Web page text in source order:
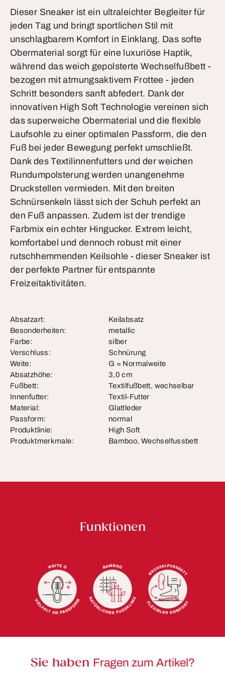
Dieser Sneaker ist ein ultraleichter Begleiter für
jeden Tag und bringt sportlichen Stil mit
unschlagbarem Komfort in Einklang. Das softe
Obermaterial sorgt für eine luxuriöse Haptik,
während das weich gepolsterte Wechselfußbett -
bezogen mit atmungsaktivem Frottee - jeden
Schritt besonders sanft abfedert. Dank der
innovativen High Soft Technologie vereinen sich
das superweiche Obermaterial und die flexible
Laufsohle zu einer optimalen Passform, die den
Fuß bei jeder Bewegung perfekt umschließt.
Dank des Textilinnenfutters und der weichen
Rundumpolsterung werden unangenehme
Druckstellen vermieden. Mit den breiten
Schnürsenkeln lässt sich der Schuh perfekt an
den Fuß anpassen. Zudem ist der trendige
Farbmix ein echter Hingucker. Extrem leicht,
komfortabel und dennoch robust mit einer
rutschhemmenden Keilsohle - dieser Sneaker ist
der perfekte Partner für entspannte
Freizeitaktivitäten.
Absatzart:
Keilabsatz
Besonderheiten:
metallic
Farbe:
silber
Verschluss:
Schnürung
Weite:
G = Normalweite
Absatzhöhe:
3,0 cm
Fußbett:
Textilfußbett, wechselbar
Innenfutter:
Textil-Futter
Material:
Glattleder
Passform:
normal
Produktlinie:
High Soft
Produktmerkmale:
Bamboo, Wechselfussbett
Funktionen
Sie haben Fragen zum Artikel?